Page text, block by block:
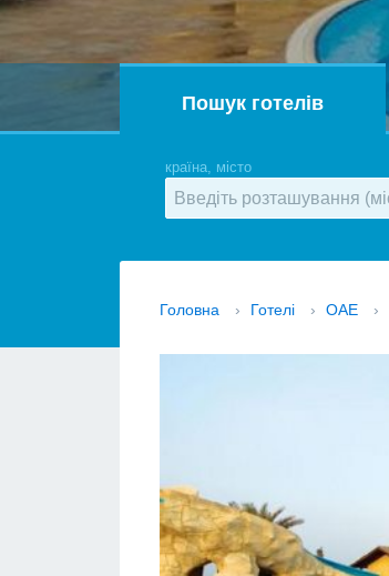
Пошук готелів
країна, місто
Головна › Готелі › ОАЕ ›